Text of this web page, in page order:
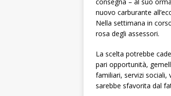
nuovo carburante
Nella settimana in
rosa degli assessori.
La scelta potrebbe
pari opportunità,
familiari, servizi sociali,
sarebbe sfavorita dal